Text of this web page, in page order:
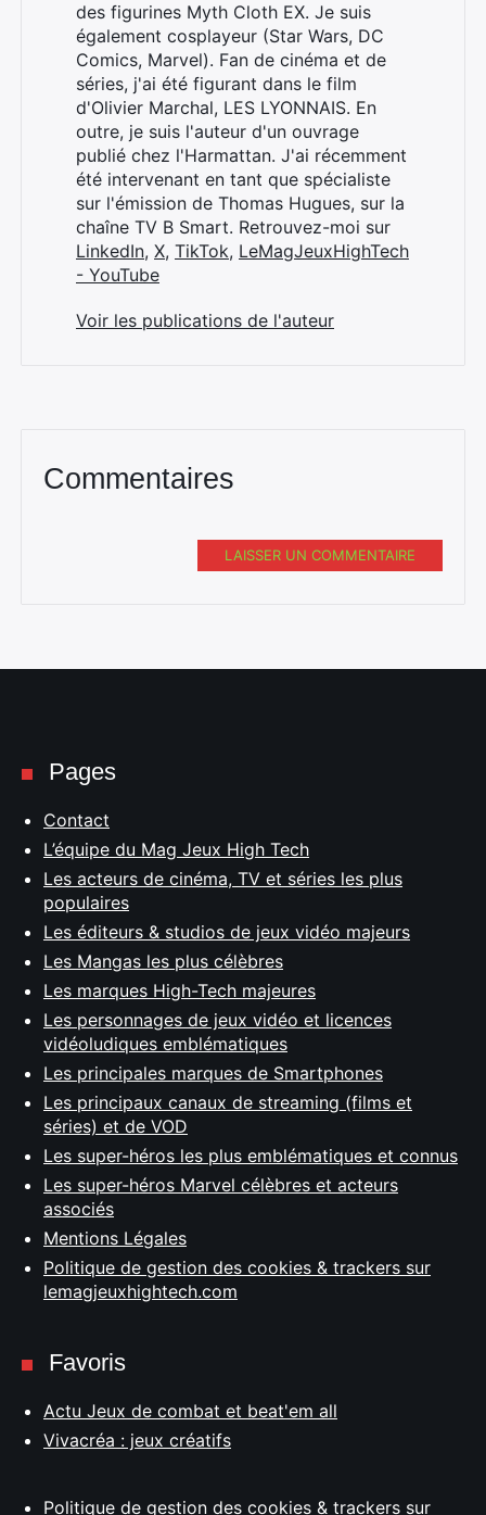
des figurines Myth Cloth EX. Je suis
également cosplayeur (Star Wars, DC
Comics, Marvel). Fan de cinéma et de
séries, j'ai été figurant dans le film
d'Olivier Marchal, LES LYONNAIS. En
outre, je suis l'auteur d'un ouvrage
publié chez l'Harmattan. J'ai récemment
été intervenant en tant que spécialiste
sur l'émission de Thomas Hugues, sur la
chaîne TV B Smart. Retrouvez-moi sur
LinkedIn, X, TikTok, LeMagJeuxHighTech
- YouTube
Voir les publications de l'auteur
Commentaires
LAISSER UN COMMENTAIRE
Pages
Contact
L’équipe du Mag Jeux High Tech
Les acteurs de cinéma, TV et séries les plus
populaires
Les éditeurs & studios de jeux vidéo majeurs
Les Mangas les plus célèbres
Les marques High-Tech majeures
Les personnages de jeux vidéo et licences
vidéoludiques emblématiques
Les principales marques de Smartphones
Les principaux canaux de streaming (films et
séries) et de VOD
Les super-héros les plus emblématiques et connus
Les super-héros Marvel célèbres et acteurs
associés
Mentions Légales
Politique de gestion des cookies & trackers sur
lemagjeuxhightech.com
Favoris
Actu Jeux de combat et beat'em all
Vivacréa : jeux créatifs
Politique de gestion des cookies & trackers sur